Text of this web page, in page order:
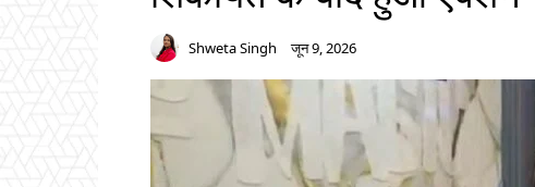
Shweta Singh जून 9, 2026